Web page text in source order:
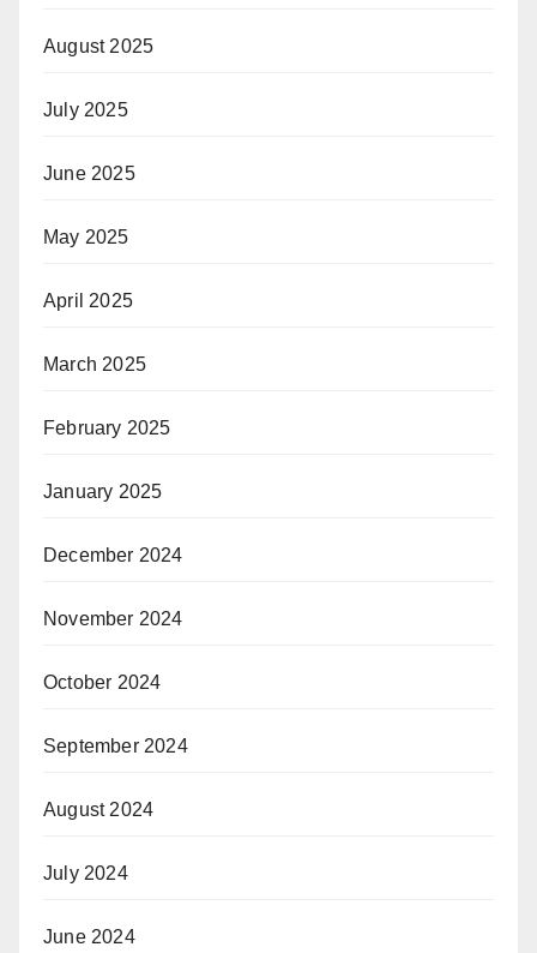
August 2025
July 2025
June 2025
May 2025
April 2025
March 2025
February 2025
January 2025
December 2024
November 2024
October 2024
September 2024
August 2024
July 2024
June 2024